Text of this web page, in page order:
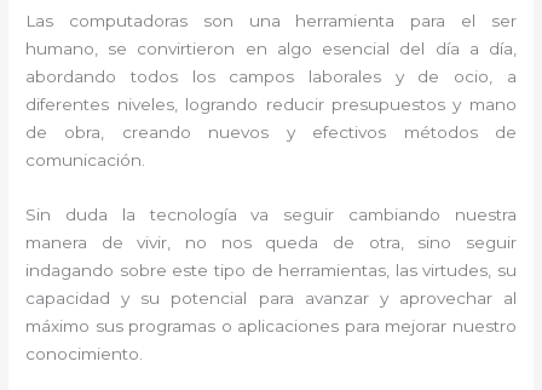
Las computadoras son una herramienta para el ser
humano, se convirtieron en algo esencial del día a día,
abordando todos los campos laborales y de ocio, a
diferentes niveles, logrando reducir presupuestos y mano
de obra, creando nuevos y efectivos métodos de
comunicación.
Sin duda la tecnología va seguir cambiando nuestra
manera de vivir, no nos queda de otra, sino seguir
indagando sobre este tipo de herramientas, las virtudes, su
capacidad y su potencial para avanzar y aprovechar al
máximo sus programas o aplicaciones para mejorar nuestro
conocimiento.